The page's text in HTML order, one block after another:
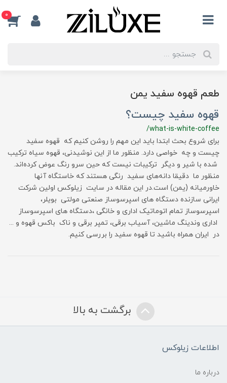
0
طعم قهوه سفید یمن
قهوه سفید چیست؟
/what-is-white-coffee
برای شروع بحث ابتدا باید این مهم را روشن کنیم که قهوه سفید
چیست و چه خواصی دارد. منظور ما از این نوشیدنی، قهوه سیاه ترکیب
شده با شیر و دیگر ترکیبات نیست که حین سرو رنگ عوض کرده‌اند.
منظور ما دقیقا دانه‌های سفید رنگی هستند که خاستگاه آنها
خاورمیانه (یمن) است.در این مقاله در سایت زیلوکس اولین شرکت
ایرانی سازنده دستگاه های اسپرسوساز صنعتی مولتی بویلر،
اسپرسوساز تمام اتوماتیک اداری و خانگی ،دستگاه های اسپرسوساز
اداری وندینگ ماشین، آسیاب برقی، تمپر برقی و ناک باکس قهوه و ...
در ایران همراه باشید تا قهوه سفید را بررسی کنیم.
برگشت به بالا
اطلاعات زیلوکس
درباره ما